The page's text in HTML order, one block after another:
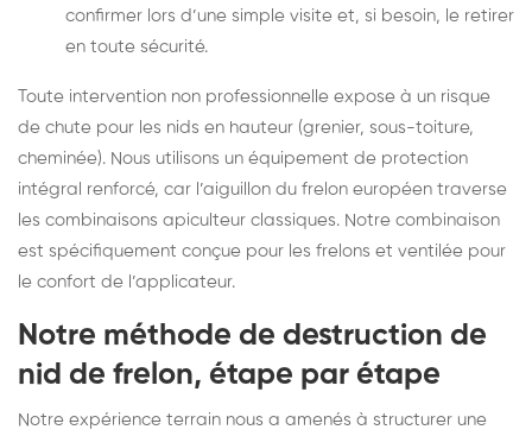
confirmer lors d’une simple visite et, si besoin, le retirer
en toute sécurité.
Toute intervention non professionnelle expose à un risque
de chute pour les nids en hauteur (grenier, sous-toiture,
cheminée). Nous utilisons un équipement de protection
intégral renforcé, car l’aiguillon du frelon européen traverse
les combinaisons apiculteur classiques. Notre combinaison
est spécifiquement conçue pour les frelons et ventilée pour
le confort de l’applicateur.
Notre méthode de destruction de
nid de frelon, étape par étape
Notre expérience terrain nous a amenés à structurer une